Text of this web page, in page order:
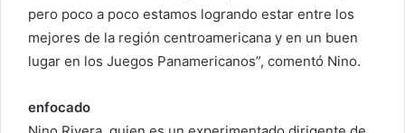
t
r
pero poco a poco estamos logrando estar entre los
mejores de la región centroamericana y en un buen
lugar en los Juegos Panamericanos”, comentó Nino.
enfocado